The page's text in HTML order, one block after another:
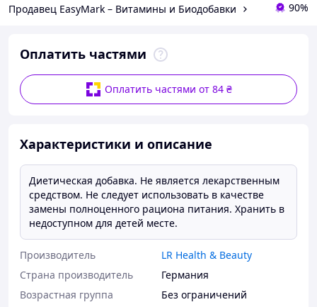
Свойства
Продавец EasyMark – Витамины и Биодобавки 90%
Оплатить частями
Оплатить частями от 84 ₴
Характеристики и описание
Диетическая добавка. Не является лекарственным
средством. Не следует использовать в качестве
замены полноценного рациона питания. Хранить в
недоступном для детей месте.
Производитель
LR Health & Beauty
Страна производитель
Германия
Возрастная группа
Без ограничений